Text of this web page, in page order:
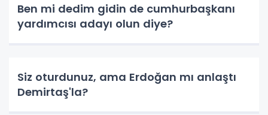
Ben mi dedim gidin de cumhurbaşkanı
yardımcısı adayı olun diye?
Siz oturdunuz, ama Erdoğan mı anlaştı
Demirtaş'la?